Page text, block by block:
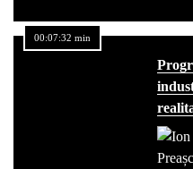
00:07:32 min